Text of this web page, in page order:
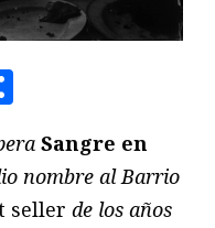
Sangre en
nombre al Barrio
seller de los años